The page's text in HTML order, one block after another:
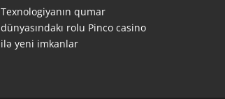
Texnologiyanın qumar
dünyasındakı rolu Pinco casino
ilə yeni imkanlar